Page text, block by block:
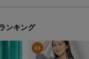
ンキング